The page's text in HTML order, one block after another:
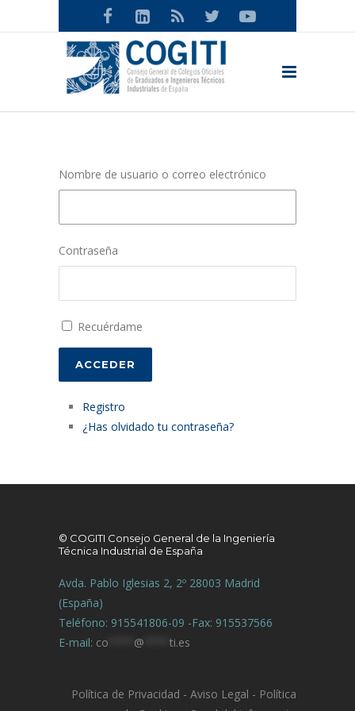
Nombre de usuario o correo electrónico
Contraseña
Recuérdame
ACCEDER
Registro
¿Has olvidado tu contraseña?
© COGITI Consejo General de la Ingeniería
Técnica Industrial de España
Avda. Pablo Iglesias 2, 2º 28003 Madrid
(España)
Teléfono: 915541806-09 -Fax: 915537566
E-mail: co @ ti.es
Política de Privacidad - Aviso Legal - Política